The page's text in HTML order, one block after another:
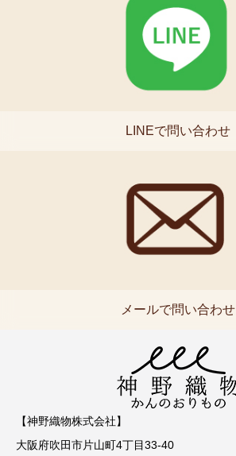
LINEで問い合わせ
メールで問い合わせ
【神野織物株式会社】
大阪府吹田市片山町4丁目33-40